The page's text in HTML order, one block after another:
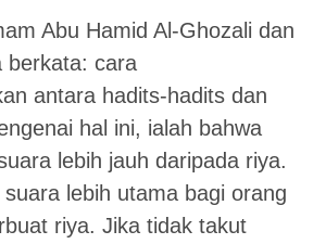
Abu Hamid Al-Ghozali dan
berkata: cara
antara hadits-hadits dan
hal ini, ialah bahwa
lebih jauh daripada riya.
lebih utama bagi orang
riya. Jika tidak takut